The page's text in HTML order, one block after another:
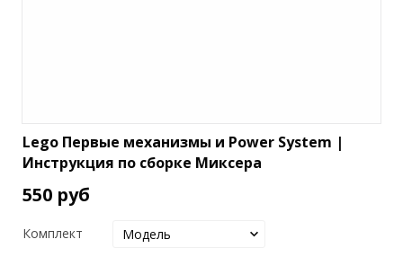
Lego Первые механизмы и Power System |
Инструкция по сборке Миксера
550 руб
Комплект